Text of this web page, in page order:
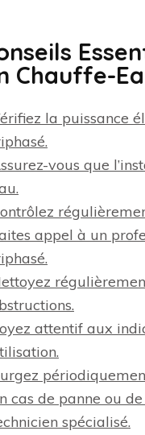
Chauffe-
la puissance
vous que
appel à un
attentif aux
cas de panne ou
spécialisé.